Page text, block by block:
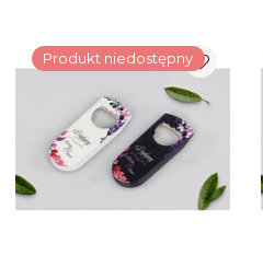
Produkt niedostępny